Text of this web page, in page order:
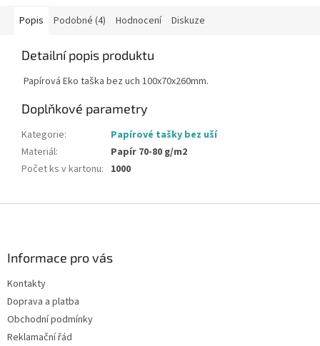
Popis Podobné (4) Hodnocení Diskuze
Detailní popis produktu
Papírová Eko taška bez uch 100x70x260mm.
Doplňkové parametry
Kategorie:
Papírové tašky bez uší
Materiál:
Papír 70-80 g/m2
Počet ks v kartonu: 1000
Informace pro vás
Kontakty
Doprava a platba
Obchodní podmínky
Reklamační řád